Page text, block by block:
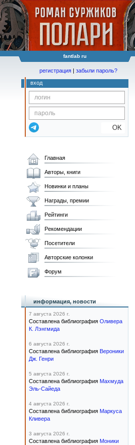
fantlab ru
регистрация | забыли пароль?
вход
OK
Главная
Авторы, книги
Новинки и планы
Награды, премии
Рейтинги
Рекомендации
Посетители
Авторские колонки
Форум
информация, новости
7 августа 2026 г.
Составлена библиография Оливера
К. Лэнгмида
6 августа 2026 г.
Составлена библиография Вероники
Дж. Генри
5 августа 2026 г.
Составлена библиография Махмуда
Эль-Сайеда
4 августа 2026 г.
Составлена библиография Маркуса
Кливера
3 августа 2026 г.
Составлена библиография Моники